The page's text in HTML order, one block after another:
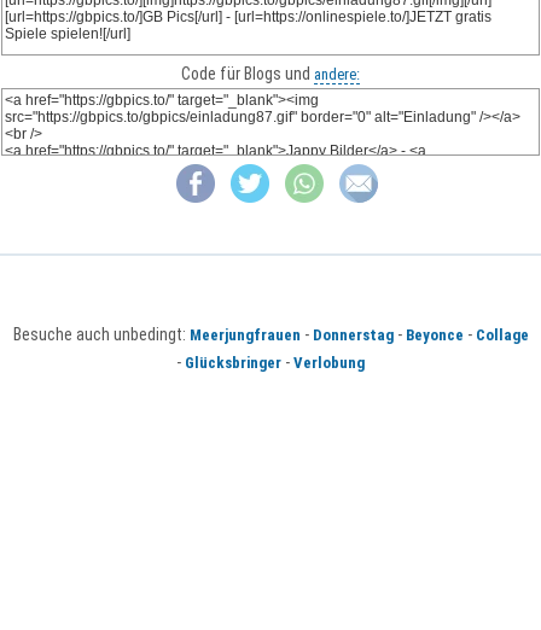
Code für Blogs und andere:
Besuche auch unbedingt: Meerjungfrauen - Donnerstag- Beyonce - Collage
- Glücksbringer - Verlobung